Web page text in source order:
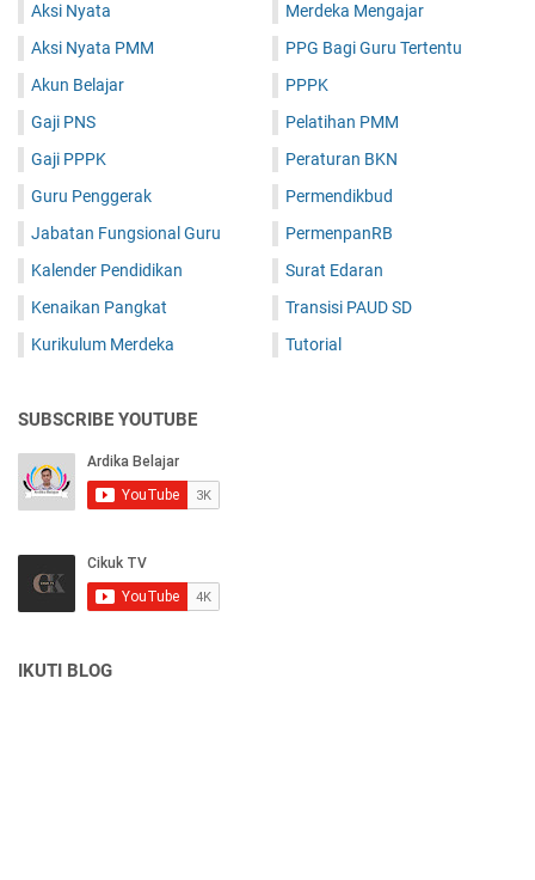
Aksi Nyata
Aksi Nyata PMM
Akun Belajar
Gaji PNS
Gaji PPPK
Guru Penggerak
Jabatan Fungsional Guru
Kalender Pendidikan
Kenaikan Pangkat
Kurikulum Merdeka
Merdeka Mengajar
PPG Bagi Guru Tertentu
PPPK
Pelatihan PMM
Peraturan BKN
Permendikbud
PermenpanRB
Surat Edaran
Transisi PAUD SD
Tutorial
SUBSCRIBE YOUTUBE
IKUTI BLOG